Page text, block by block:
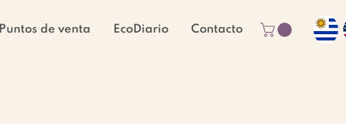
Puntos de venta EcoDiario Contacto